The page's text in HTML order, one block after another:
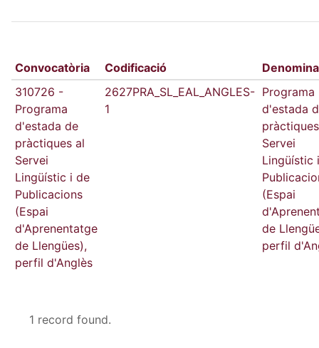
Convocatòria Codificació
310726 -
Programa
d'estada de
pràctiques al
Servei
Lingüístic i de
Publicacions
(Espai
d'Aprenentatge
de Llengües),
perfil d'Anglès
2627PRA_SL_EAL_ANGLES-
1
Programa
d'estada
Servei
Lingüístic
(Espai
de
perfil
1 record found.